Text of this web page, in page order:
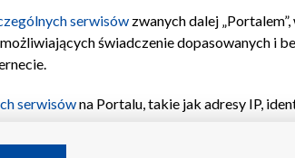
serwisów zwanych dalej
świadczenie dopasowanych i
serwisówna Portalu, takie jak adresy IP,
na urządzeniu lub dostęp do nich,